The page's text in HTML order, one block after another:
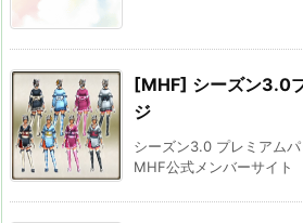
[MHF] シーズン3.0
ジ
シーズン3.0 プレミアム
MHF公式メンバーサイ